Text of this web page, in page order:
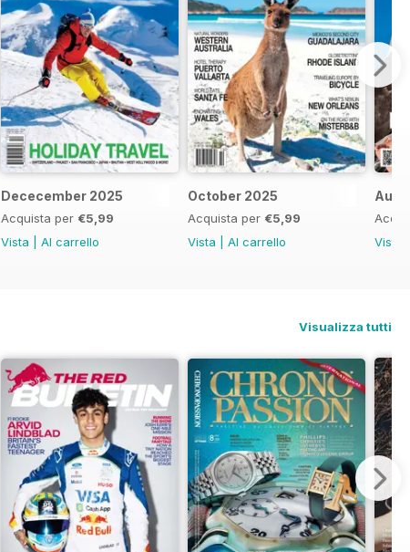
Dececember 2025
Acquista per €5,99
Vista
Al carrello
October 2025
Acquista per €5,99
Vista
Al carrello
Vista
Visualizza tutti